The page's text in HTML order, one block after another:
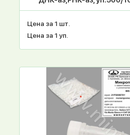
Цена за 1 шт.
Цена за 1 уп.